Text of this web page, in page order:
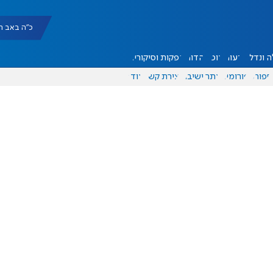
כ"ה באב תשפ"ו
ונדל"ן דעות אוכל יהדות הפקות וסיקורים
ספורט פורומים אתר ישיבה יצירת קשר עוד